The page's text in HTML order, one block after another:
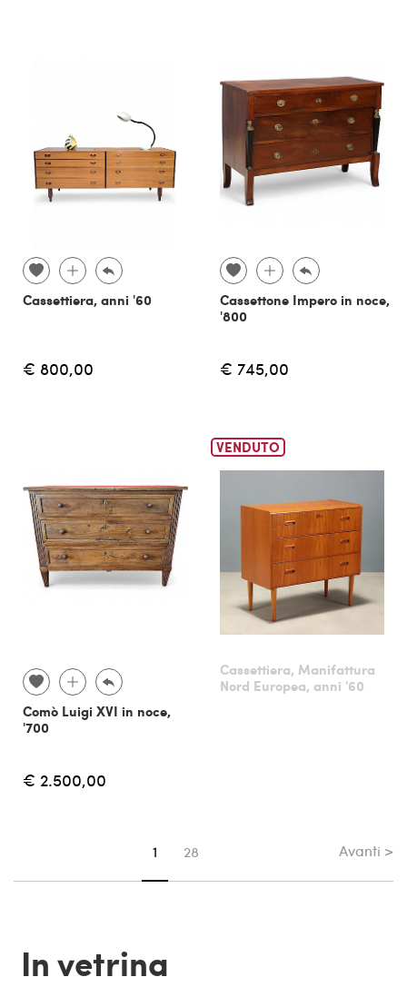
Cassettiera, anni '60
€ 800,00
Cassettone Impero in noce,
'800
€ 745,00
Comò Luigi XVI in noce,
'700
€ 2.500,00
VENDUTO
Cassettiera, Manifattura
Nord Europea, anni '60
Sei su pagina
1 28 Avanti >
In vetrina